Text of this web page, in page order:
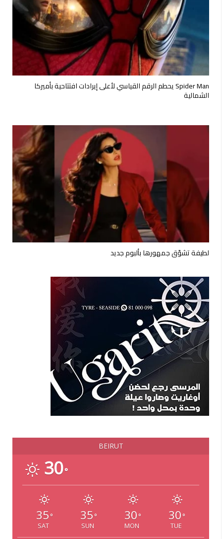
Spider Man يحطم الرقم القياسي لأعلى إيرادات افتتاحية بأميركا
الشمالية
لطيفة تشوّق جمهورها بألبوم جديد
BEIRUT
30°
35 °
SAT
35 °
SUN
30 °
MON
30 °
TUE